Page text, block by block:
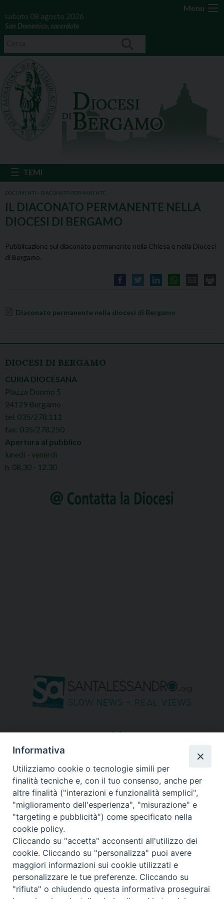
Menu
sabato 08 agosto 2026
San Domenico, sacerdote
DOCUMENTI - DIACONATO PERMANENTE
IL DIACONATO PERMANENTE NELLA
DIOCESI DI BERGAMO
Pubblicazione sul diaconato permanente nella Chiesa e nella Diocesi
di Bergamo.
Diaconato permanente nella diocesi di Bergamo
DIOCESI DI BERGAMO
CURIA DIOCESANA
Piazza Duomo 5
24129 Bergamo
tel. 035/278.111
fax: 035/278.250
Apertura al pubblico
lunedì - venerdì
h. 08.30 - 12.30
seguici su
Copyright © 2026 Diocesi di Bergamo - C. F. 01072200163 - Tutti i
Informativa
Utilizziamo cookie o tecnologie simili per
finalità tecniche e, con il tuo consenso, anche per
altre finalità ("interazioni e funzionalità semplici",
"miglioramento dell'esperienza", "misurazione" e
"targeting e pubblicità") come specificato nella
cookie policy.
Cliccando su "accetta" acconsenti all'utilizzo dei
cookie. Cliccando su "personalizza" puoi avere
maggiori informazioni sui cookie utilizzati e
personalizzare le tue preferenze. Cliccando su
"rifiuta" o chiudendo questa informativa proseguirai